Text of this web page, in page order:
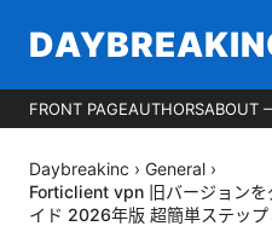
FRONT PAGEAUTHORSABOUT
Daybreakinc › General ›
Forticlient vpn 旧バージョンを
イド 2026年版 超簡単ステップ